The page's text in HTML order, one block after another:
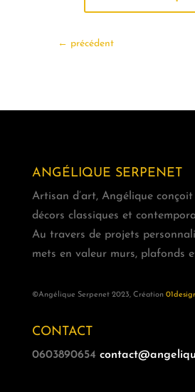
← précédent
ANGÉLIQUE SERPENET
Artisan d’art, Angélique
décors classiques et
Au travers de projets
mets en valeur murs, plafonds
©Angélique Serpenet 2023, Création
CONTACT
0603890654